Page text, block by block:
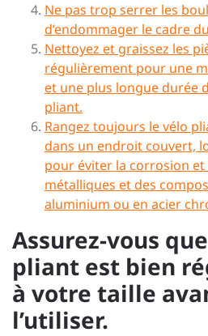
Ne pas trop serrer les
d’endommager le cadre
Nettoyez et graissez les
régulièrement pour une
et une plus longue durée
pliant.
Rangez toujours le vélo
dans un endroit couvert,
pour éviter la corrosion et
métalliques et des
aluminium ou en acier
Assurez-vous
pliant est bien
à votre taille
l’utiliser.